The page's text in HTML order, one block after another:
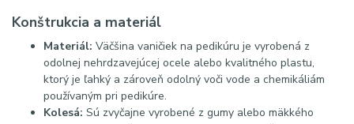
Konštrukcia a materiál
Materiál: Väčšina vaničiek na pedikúru je vyrobená z
odolnej nehrdzavejúcej ocele alebo kvalitného plastu,
ktorý je ľahký a zároveň odolný voči vode a chemikáliám
používaným pri pedikúre.
Kolesá: Sú zvyčajne vyrobené z gumy alebo mäkkého